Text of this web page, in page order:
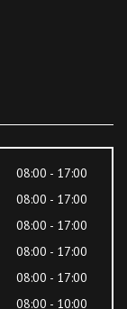
08:00 - 17:00
08:00 - 17:00
08:00 - 17:00
08:00 - 17:00
08:00 - 17:00
08:00 - 10:00